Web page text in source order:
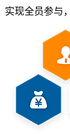
实现全员参与